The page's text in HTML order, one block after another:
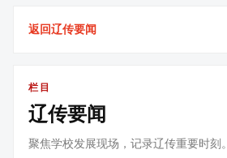
返回辽传要闻
栏目
辽传要闻
聚焦学校发展现场，记录辽传重要时刻。